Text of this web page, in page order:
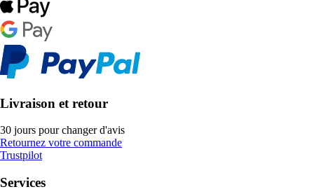
Livraison et retour
30 jours pour changer d'avis
Retournez votre commande
Trustpilot
Services